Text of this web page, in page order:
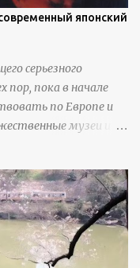
поверхностной
зеркальное
Зеркальные
света 15° и
снег
Эти
японский
серьезного
пор, пока в начале
по Европе и
музеи и
художника,
в себе классическую
жизни. В
предлагают
усиливается его